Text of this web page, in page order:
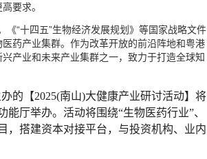
要求。
“十四五”生物经济发展规划》等国家战略文件
药产业集群。作为改革开放的前沿阵地和粤港
产业和未来产业集群之一，致力于打造全球知
【2025(南山)大健康产业研讨活动】将
能厅举办。活动将围绕“生物医药行业”、
，搭建资本对接平台，与投资机构、业内